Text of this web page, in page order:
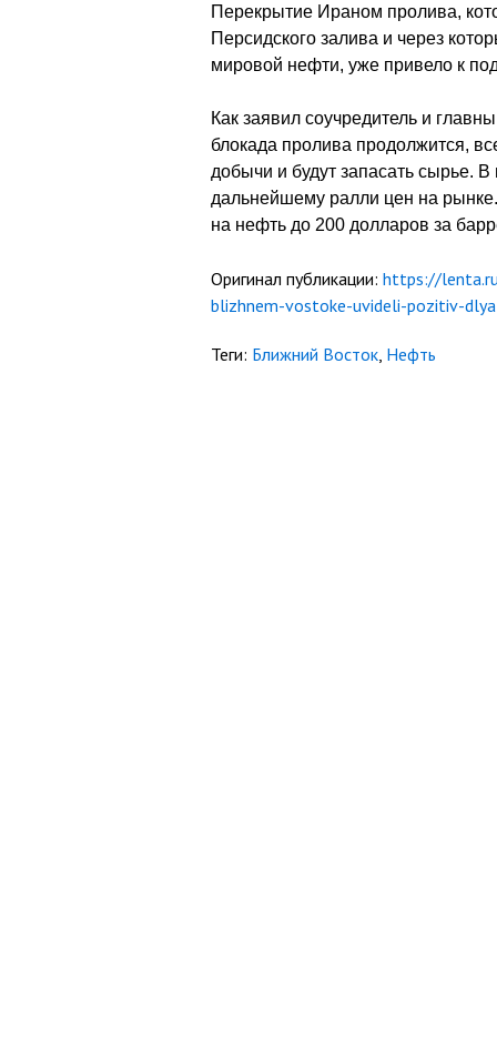
Перекрытие Ираном пролива,
Персидского залива и через
мировой нефти, уже привело к
Как заявил соучредитель и
блокада пролива продолжится,
добычи и будут запасать сырье.
дальнейшему ралли цен на
на нефть до 200 долларов за
Оригинал публикации: https://
blizhnem-vostoke-uvideli-pozitiv-
Теги: Ближний Восток Нефть